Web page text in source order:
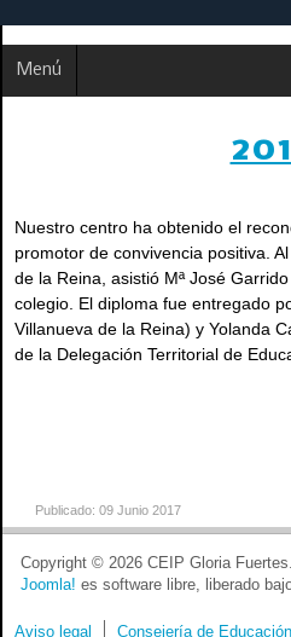
Menú
Nuestro centro ha obtenido el
promotor de convivencia positiva.
de la Reina, asistió Mª José
colegio. El diploma fue entregado
Villanueva de la Reina) y Yolanda
de la Delegación Territorial de
Publicado: 09 Junio 2017
Copyright © 2026 CEIP Gloria
Joomla! es software libre, liberado
Aviso legal Consejería de Educación